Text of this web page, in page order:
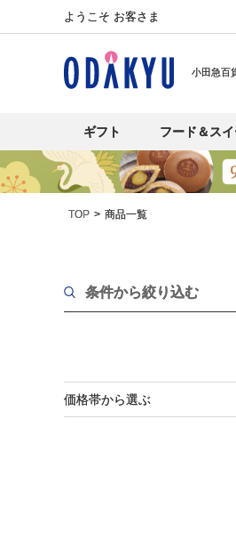
ようこそ お客さま
小田急百
ギフト フード＆ス
TOP 商品一覧
条件から絞り込む
価格帯から選ぶ